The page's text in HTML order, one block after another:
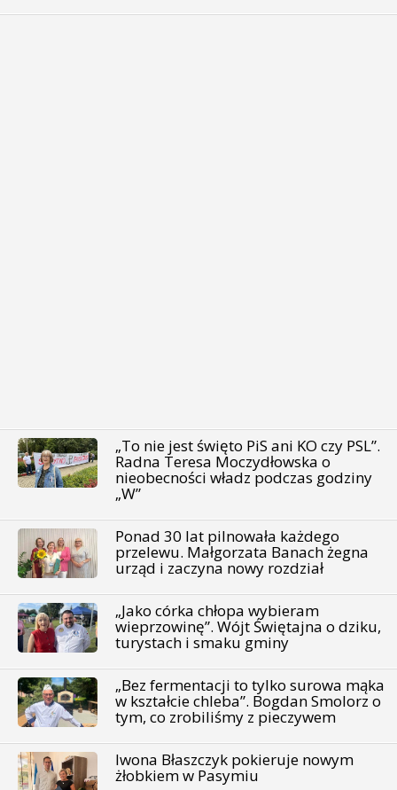
„To nie jest święto PiS ani KO czy PSL”.
Radna Teresa Moczydłowska o
nieobecności władz podczas godziny
„W”
Ponad 30 lat pilnowała każdego
przelewu. Małgorzata Banach żegna
urząd i zaczyna nowy rozdział
„Jako córka chłopa wybieram
wieprzowinę”. Wójt Świętajna o dziku,
turystach i smaku gminy
„Bez fermentacji to tylko surowa mąka
w kształcie chleba”. Bogdan Smolorz o
tym, co zrobiliśmy z pieczywem
Iwona Błaszczyk pokieruje nowym
żłobkiem w Pasymiu